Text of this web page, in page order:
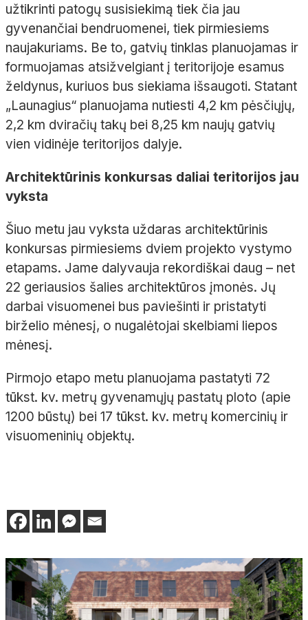
užtikrinti patogų susisiekimą tiek čia jau
gyvenančiai bendruomenei, tiek pirmiesiems
naujakuriams. Be to, gatvių tinklas planuojamas ir
formuojamas atsižvelgiant į teritorijoje esamus
želdynus, kuriuos bus siekiama išsaugoti. Statant
„Launagius“ planuojama nutiesti 4,2 km pėsčiųjų,
2,2 km dviračių takų bei 8,25 km naujų gatvių
vien vidinėje teritorijos dalyje.
Architektūrinis konkursas daliai teritorijos jau
vyksta
Šiuo metu jau vyksta uždaras architektūrinis
konkursas pirmiesiems dviem projekto vystymo
etapams. Jame dalyvauja rekordiškai daug – net
22 geriausios šalies architektūros įmonės. Jų
darbai visuomenei bus paviešinti ir pristatyti
birželio mėnesį, o nugalėtojai skelbiami liepos
mėnesį.
Pirmojo etapo metu planuojama pastatyti 72
tūkst. kv. metrų gyvenamųjų pastatų ploto (apie
1200 būstų) bei 17 tūkst. kv. metrų komercinių ir
visuomeninių objektų.